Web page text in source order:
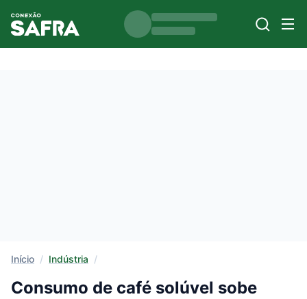
Início / Indústria /
Consumo de café solúvel sobe